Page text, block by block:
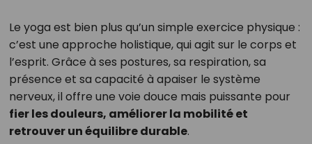
Le yoga est bien plus qu’un simple exercice physique :
c’est une approche holistique, qui agit sur le corps et
l’esprit. Grâce à ses postures, sa respiration, sa
présence et sa capacité à apaiser le système
nerveux, il offre une voie douce mais puissante pour
fier les douleurs, améliorer la mobilité et
retrouver un équilibre durable.